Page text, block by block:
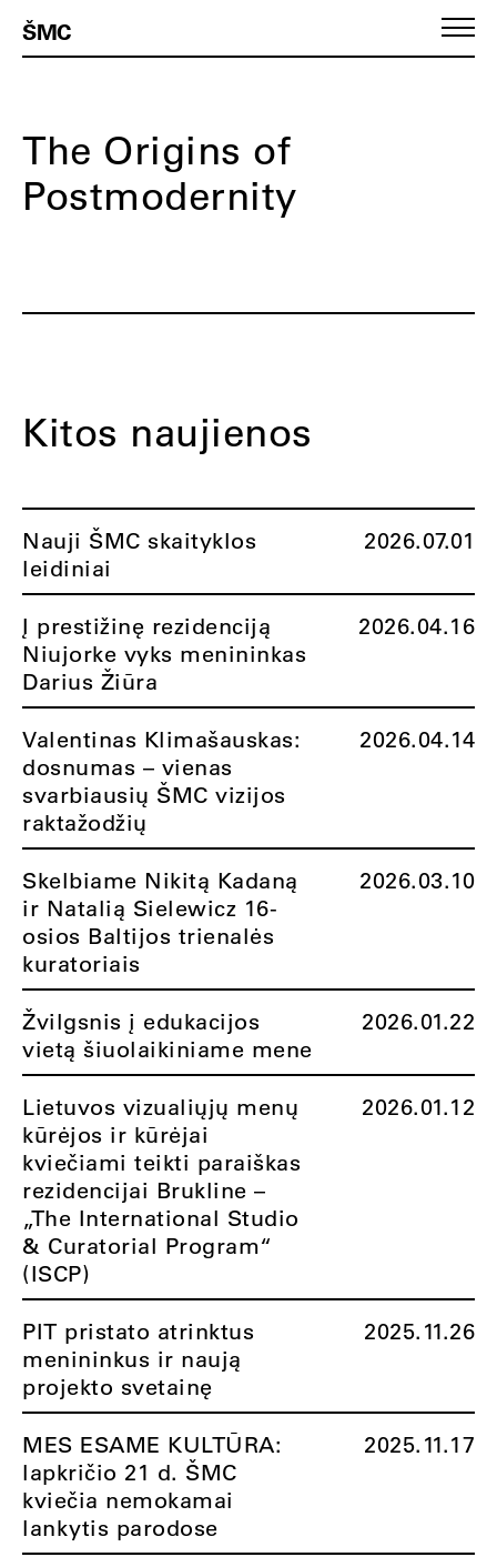
ŠMC
The Origins of
Postmodernity
Kitos naujienos
Nauji ŠMC skaityklos
leidiniai
2026.07.01
Į prestižinę rezidenciją
Niujorke vyks menininkas
Darius Žiūra
2026.04.16
Valentinas Klimašauskas:
dosnumas – vienas
svarbiausių ŠMC vizijos
raktažodžių
2026.04.14
Skelbiame Nikitą Kadaną
ir Natalią Sielewicz 16-
osios Baltijos trienalės
kuratoriais
2026.03.10
Žvilgsnis į edukacijos
vietą šiuolaikiniame mene
2026.01.22
Lietuvos vizualiųjų menų
kūrėjos ir kūrėjai
kviečiami teikti paraiškas
rezidencijai Brukline –
„The International Studio
& Curatorial Program“
(ISCP)
2026.01.12
PIT pristato atrinktus
menininkus ir naują
projekto svetainę
2025.11.26
MES ESAME KULTŪRA:
lapkričio 21 d. ŠMC
kviečia nemokamai
lankytis parodose
2025.11.17